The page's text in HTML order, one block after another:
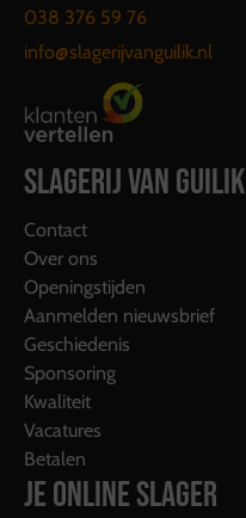
038 376 59 76
info@slagerijvanguilik.nl
SLAGERIJ VAN GUILIK
Contact
Over ons
Openingstijden
Aanmelden nieuwsbrief
Geschiedenis
Sponsoring
Kwaliteit
Vacatures
Betalen
JE ONLINE SLAGER